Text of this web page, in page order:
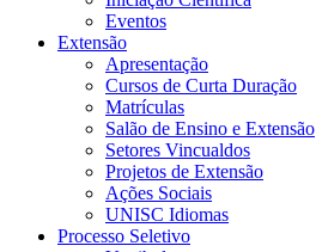
Eventos
Extensão
Apresentação
Cursos de Curta Duração
Matrículas
Salão de Ensino e Extensão
Setores Vincualdos
Projetos de Extensão
Ações Sociais
UNISC Idiomas
Processo Seletivo